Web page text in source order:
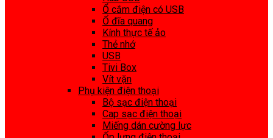
Ổ cắm điện có USB
Ổ đĩa quang
Kính thực tế ảo
Thẻ nhớ
USB
Tivi Box
Vít vặn
Phụ kiện điện thoại
Bộ sạc điện thoại
Cap sạc điện thoại
Miếng dán cường lực